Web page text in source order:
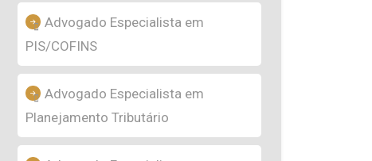
Advogado Especialista em
PIS/COFINS
Advogado Especialista em
Planejamento Tributário